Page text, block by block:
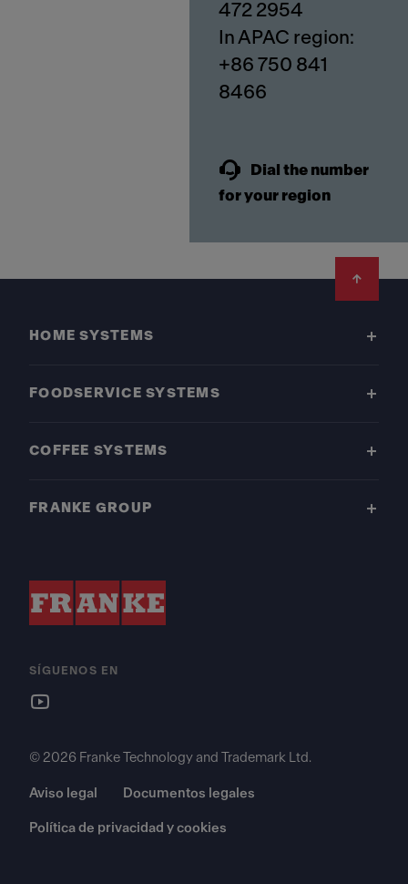
472 2954
In APAC region:
+86 750 841
8466
Dial the number
for your region
HOME SYSTEMS
FOODSERVICE SYSTEMS
COFFEE SYSTEMS
FRANKE GROUP
SÍGUENOS EN
© 2026 Franke Technology and Trademark Ltd.
Aviso legal Documentos legales
Política de privacidad y cookies